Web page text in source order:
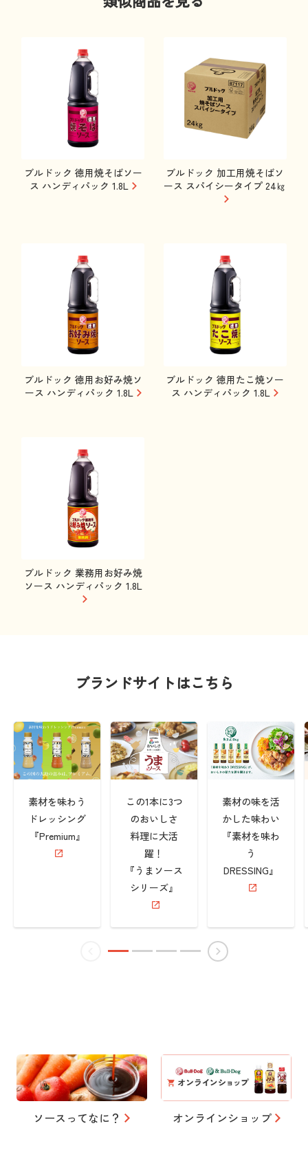
ブルドック 徳用焼そばソー
ス ハンディパック 1.8L
ブルドック 加工用焼そばソ
ース スパイシータイプ 24㎏
ブルドック 徳用お好み焼ソ
ース ハンディパック 1.8L
ブルドック 徳用たこ焼ソー
ス ハンディパック 1.8L
ブルドック 業務用お好み焼
ソース ハンディパック 1.8L
ブランドサイトはこちら
素材を味わう
ドレッシング
『Premium』
この1本に3つ
のおいしさ
料理に大活
躍！
『うまソース
シリーズ』
素材の味を活
かした味わい
『素材を味わ
う
DRESSING』
ソースってなに？ オンラインショップ